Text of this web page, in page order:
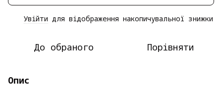
Увійти для відображення накопичувальної знижки
До обраного Порівняти
Опис